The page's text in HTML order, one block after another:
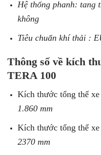
Hệ thống phanh: tang
không
Tiêu chuẩn khí thải :
Thông số về kích
TERA 100
Kích thước tổng thể
1.860 mm
Kích thước tổng thể
2370 mm